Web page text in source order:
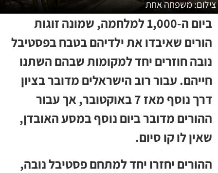
צילום: משפחה אחת
ביום ה-1,000 למלחמה, שמונה זוגות
הורים שאיבדו את ילדיהם בטבח בפסטיבל
נובה חוזרים יחד למקומות שבהם השתנו
חייהם. עבור רוב הישראלים מדובר בציון
דרך נוסף מאז 7 באוקטובר, אך עבור
ההורים מדובר ביום נוסף במסע האובדן,
שאין לו קו סיום.
ההורים יחזרו יחד למתחם פסטיבל נובה,